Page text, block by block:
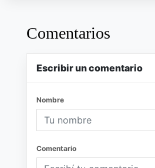
Comentarios
Escribir un comentario
Nombre
Comentario